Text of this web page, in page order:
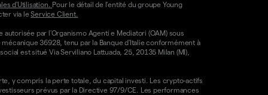
d'Utilisation. Pour le détail de l'entité du groupe Young
via leService Client.
par l'Organismo Agenti e Mediatori (OAM) sous
36928, tenu par la Banque d'Italie conformément à
est situé Via Serviliano Lattuada, 25, 20135 Milan (MI),
y compris la perte totale, du capital investi. Les crypto-actifs
prévus par la Directive 97/9/CE. Les performances